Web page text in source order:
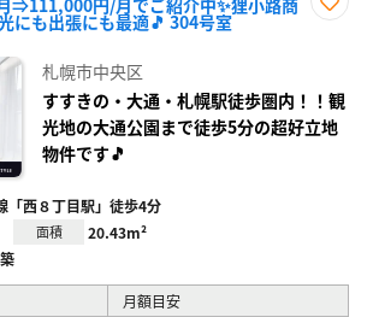
⇒111,000円/月でご紹介中✨狸小路商
にも出張にも最適🎵 304号室
札幌市中央区
すすきの・大通・札幌駅徒歩圏内！！観
光地の大通公園まで徒歩5分の超好立地
物件です🎵
「西８丁目駅」徒歩4分
面積 20.43m²
月額目安